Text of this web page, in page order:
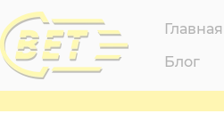
Главная
Блог